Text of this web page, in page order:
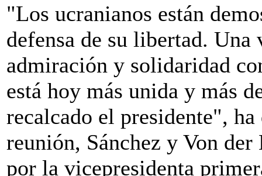
"Los ucranianos están
defensa de su libertad. Una
admiración y solidaridad
está hoy más unida y más
recalcado el presidente", ha
reunión, Sánchez y Von der
por la vicepresidenta